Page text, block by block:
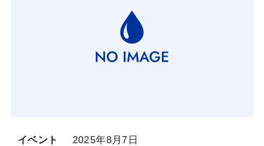
イベント 2025年8月7日